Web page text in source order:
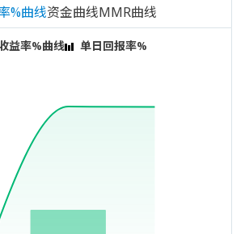
%曲线资金曲线MMR曲线
益率%曲线 单日回报率%